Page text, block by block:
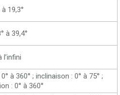
à 19,3°
à 39,4°
l’infini
à 360° ; inclinaison : 0° à 75° ;
: 0° à 360°